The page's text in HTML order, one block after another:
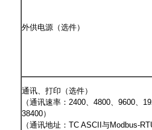
外供电源（选件）
通讯、打印（选件）
（通讯速率：2400、4800、9600、
38400）
（通讯地址：TC ASCII与Modbus-